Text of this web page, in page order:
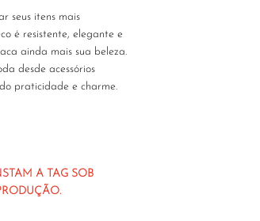
seus itens mais
é resistente, elegante e
ainda mais sua beleza.
desde acessórios
praticidade e charme.
A TAG SOB